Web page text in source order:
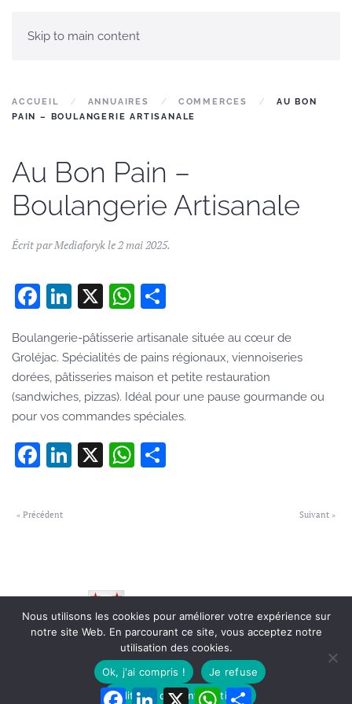
Skip to main content
ACCUEIL ANNUAIRES COMMERCES
AU BON
PAIN – BOULANGERIE ARTISANALE
Au Bon Pain –
Boulangerie Artisanale
Écrit parMediaforykle2 mai 2025.
Facebook
LinkedIn
X WhatsApp
Boulangerie-pâtisserie artisanale située au cœur de
Groléjac. Spécialités de pains régionaux, viennoiseries
dorées, pâtisseries maison et petite restauration
(sandwiches, pizzas). Idéal pour une pause gourmande ou
pour vos commandes spéciales.
Facebook
LinkedIn
X WhatsApp
« Précédent Suivant »
-Mentions Légales-Protections des Données
-
Une création Mediaforyk.com
FacebookLinkedIn
X WhatsAppPartager
Nous utilisons les cookies pour améliorer votre expérience sur
notre site Web. En parcourant ce site, vous acceptez notre
utilisation des cookies.
Ok, j'ai compris !
Je refuse
Politique de confidentialité